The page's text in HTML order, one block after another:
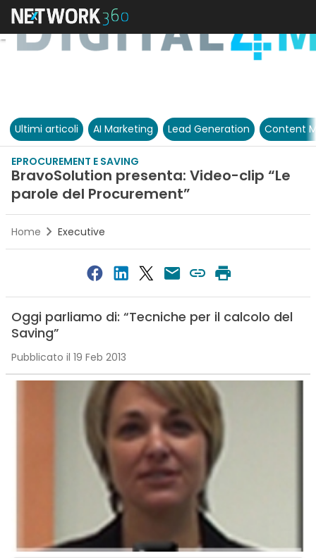
Ultimi articoli AI Marketing Lead Generation Content
EPROCUREMENT E SAVING
BravoSolution presenta: Video-clip “Le
parole del Procurement”
Home Executive
Oggi parliamo di: “Tecniche per il calcolo del
Saving”
Pubblicato il 19 Feb 2013